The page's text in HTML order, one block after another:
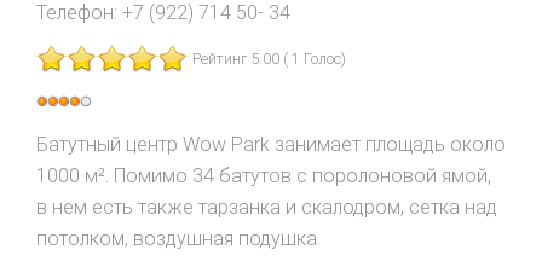
Телефон: +7 (922) 714 50- 34
Рейтинг 5.00 ( 1 Голос)
Рейтинг:
4
Батутный центр Wow Park занимает площадь около
1000 м². Помимо 34 батутов с поролоновой ямой,
в нем есть также тарзанка и скалодром, сетка над
потолком, воздушная подушка.